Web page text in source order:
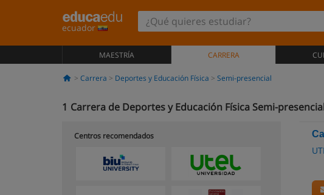
ecuador
MAESTRÍA CARRERA
Carrera Deportes y Educación Física Semi-presencial
1 Carrera de Deportes y Educación Física Semi-
Centros recomendados